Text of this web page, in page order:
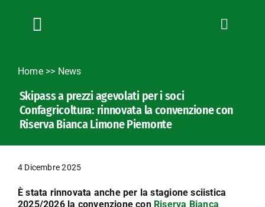
Toggle
News
Bandi
Convenzioni
Fotogallery
Home>> News
Skipass a prezzi agevolati per i soci
Confagricoltura: rinnovata la convenzione con
Riserva Bianca Limone Piemonte
4 Dicembre 2025
È stata rinnovata anche per la stagione sciistica
2025/2026 la convenzione con Riserva Bianca